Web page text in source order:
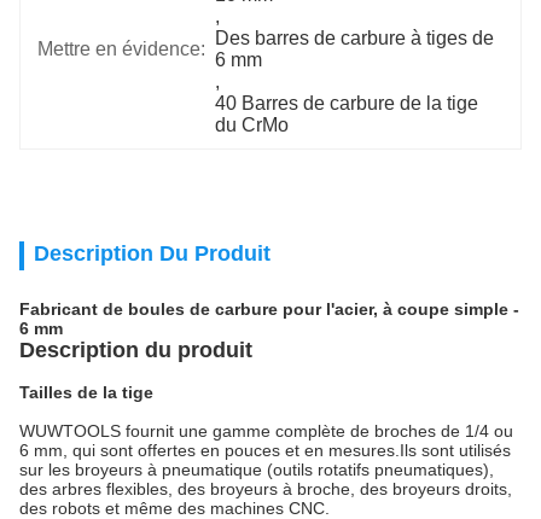
Mettre en évidence:
,
Des barres de carbure à tiges de
6 mm
,
40 Barres de carbure de la tige
du CrMo
Description Du Produit
Fabricant de boules de carbure pour l'acier, à coupe simple -
6 mm
Description du produit
Tailles de la tige
WUWTOOLS fournit une gamme complète de broches de 1/4 ou
6 mm, qui sont offertes en pouces et en mesures.Ils sont utilisés
sur les broyeurs à pneumatique (outils rotatifs pneumatiques),
des arbres flexibles, des broyeurs à broche, des broyeurs droits,
des robots et même des machines CNC.